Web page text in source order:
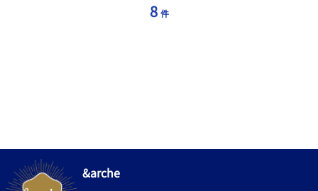
8 件
&arche